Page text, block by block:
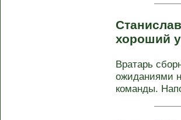
хороший
Вратарь
ожиданиями
команды.